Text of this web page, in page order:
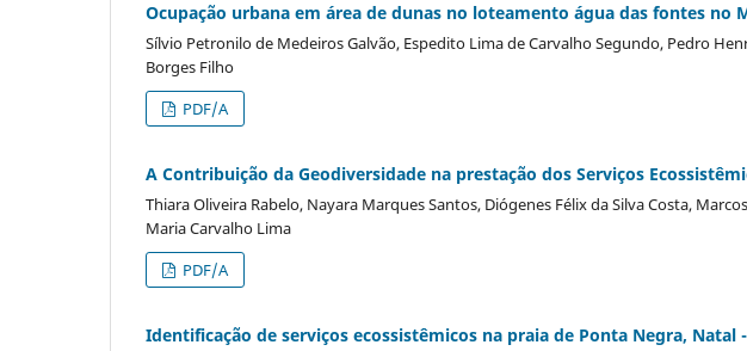
Ocupação urbana em área de dunas no loteamento água das fontes no
Sílvio Petronilo de Medeiros Galvão, Espedito Lima de Carvalho Segundo, Pedro
Borges Filho
PDF/A
A Contribuição da Geodiversidade na prestação dos Serviços
Thiara Oliveira Rabelo, Nayara Marques Santos, Diógenes Félix da Silva Costa,
Maria Carvalho Lima
PDF/A
Identificação de serviços ecossistêmicos na praia de Ponta Negra, Natal -